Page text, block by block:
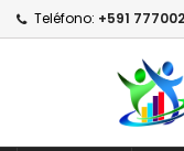
Teléfono: +591